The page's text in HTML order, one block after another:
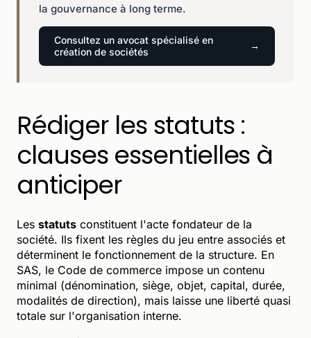
la gouvernance à long terme.
Consultez un avocat spécialisé en
création de sociétés
Rédiger les statuts :
clauses essentielles à
anticiper
Les statuts constituent l'acte fondateur de la
société. Ils fixent les règles du jeu entre associés et
déterminent le fonctionnement de la structure. En
SAS, le Code de commerce impose un contenu
minimal (dénomination, siège, objet, capital, durée,
modalités de direction), mais laisse une liberté quasi
totale sur l'organisation interne.